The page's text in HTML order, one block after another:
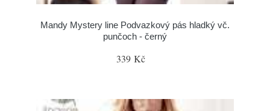
Mandy Mystery line Podvazkový pás hladký vč.
punčoch - černý
339 Kč